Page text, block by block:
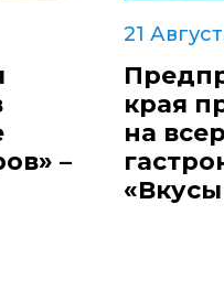
–
21
края
на